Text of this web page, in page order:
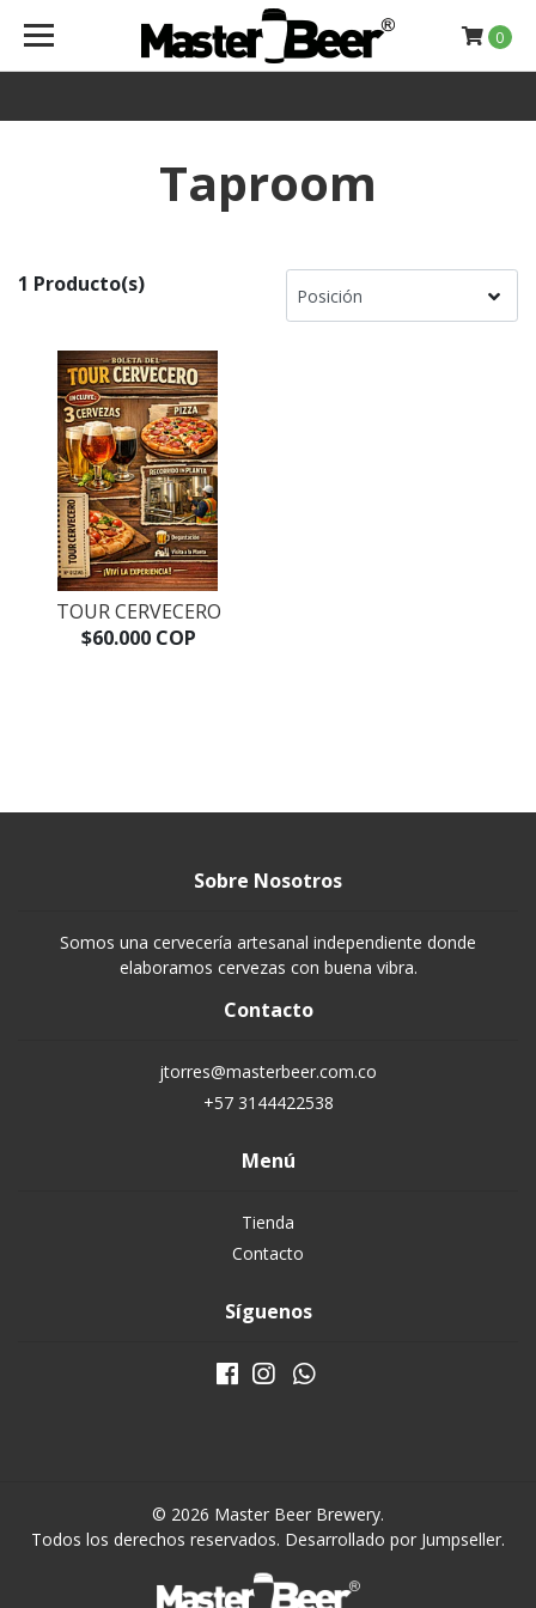
0
Taproom
1 Producto(s)
TOUR CERVECERO
$60.000 COP
Sobre Nosotros
Somos una cervecería artesanal independiente donde
elaboramos cervezas con buena vibra.
Contacto
jtorres@masterbeer.com.co
+57 3144422538
Menú
Tienda
Contacto
Síguenos
© 2026 Master Beer Brewery.
Todos los derechos reservados. Desarrollado por Jumpseller.